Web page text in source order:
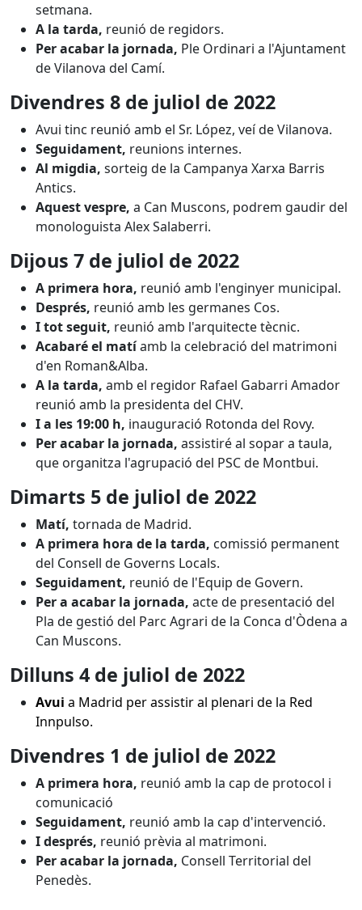
setmana.
A la tarda, reunió de regidors.
Per acabar la jornada, Ple Ordinari a l'Ajuntament
de Vilanova del Camí.
Divendres 8 de juliol de 2022
Avui tinc reunió amb el Sr. López, veí de Vilanova.
Seguidament, reunions internes.
Al migdia, sorteig de la Campanya Xarxa Barris
Antics.
Aquest vespre, a Can Muscons, podrem gaudir del
monologuista Alex Salaberri.
Dijous 7 de juliol de 2022
A primera hora, reunió amb l'enginyer municipal.
Després, reunió amb les germanes Cos.
I tot seguit, reunió amb l'arquitecte tècnic.
Acabaré el matíamb la celebració del matrimoni
d'en Roman&Alba.
A la tarda, amb el regidor Rafael Gabarri Amador
reunió amb la presidenta del CHV.
I a les 19:00 h, inauguració Rotonda del Rovy.
Per acabar la jornada, assistiré al sopar a taula,
que organitza l'agrupació del PSC de Montbui.
Dimarts 5 de juliol de 2022
Matí, tornada de Madrid.
A primera hora de la tarda, comissió permanent
del Consell de Governs Locals.
Seguidament, reunió de l'Equip de Govern.
Per a acabar la jornada, acte de presentació del
Pla de gestió del Parc Agrari de la Conca d'Òdena a
Can Muscons.
Dilluns 4 de juliol de 2022
Avui a Madrid per assistir al plenari de la Red
Innpulso.
Divendres 1 de juliol de 2022
A primera hora, reunió amb la cap de protocol i
comunicació
Seguidament, reunió amb la cap d'intervenció.
I després, reunió prèvia al matrimoni.
Per acabar la jornada, Consell Territorial del
Penedès.